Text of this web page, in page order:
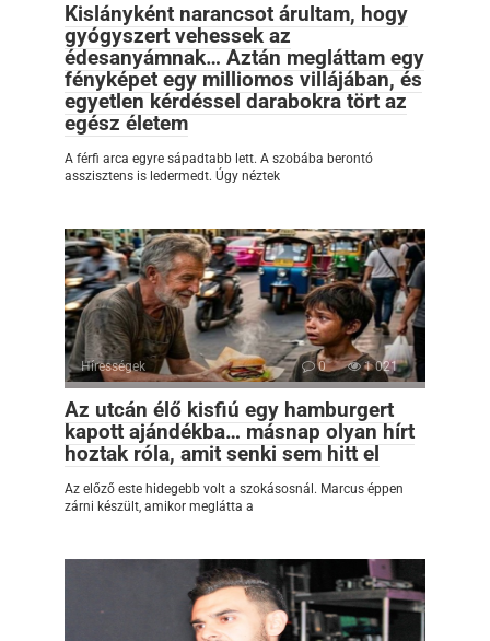
Kislányként narancsot árultam, hogy
gyógyszert vehessek az
édesanyámnak… Aztán megláttam egy
fényképet egy milliomos villájában, és
egyetlen kérdéssel darabokra tört az
egész életem
A férfi arca egyre sápadtabb lett. A szobába berontó
asszisztens is ledermedt. Úgy néztek
Hírességek 0 1 021
Az utcán élő kisfiú egy hamburgert
kapott ajándékba… másnap olyan hírt
hoztak róla, amit senki sem hitt el
Az előző este hidegebb volt a szokásosnál. Marcus éppen
zárni készült, amikor meglátta a